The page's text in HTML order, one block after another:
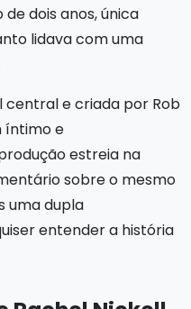
dois anos, única
lidava com uma
central e criada por Rob
íntimo e
estreia na
sobre o mesmo
uma dupla
entender a história